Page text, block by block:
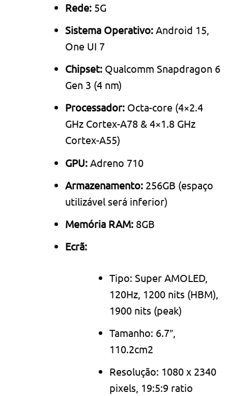
Rede:5G
Sistema Operativo:Android 15,
One UI 7
Chipset:Qualcomm Snapdragon 6
Gen 3 (4 nm)
Processador:Octa-core (4×2.4
GHz Cortex-A78 & 4×1.8 GHz
Cortex-A55)
GPU:Adreno 710
Armazenamento:256GB (espaço
utilizável será inferior)
Memória RAM:8GB
Ecrã:
Tipo: Super AMOLED,
120Hz, 1200 nits (HBM),
1900 nits (peak)
Tamanho: 6.7″,
110.2cm2
Resolução: 1080 x 2340
pixels, 19:5:9 ratio